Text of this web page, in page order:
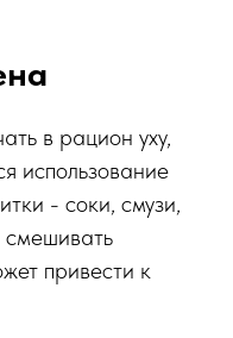
в рацион уху,
использование
- соки, смузи,
смешивать
привести к